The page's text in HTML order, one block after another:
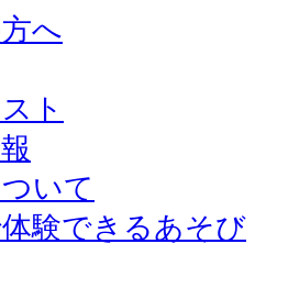
へ
ト
いて
験できるあそび